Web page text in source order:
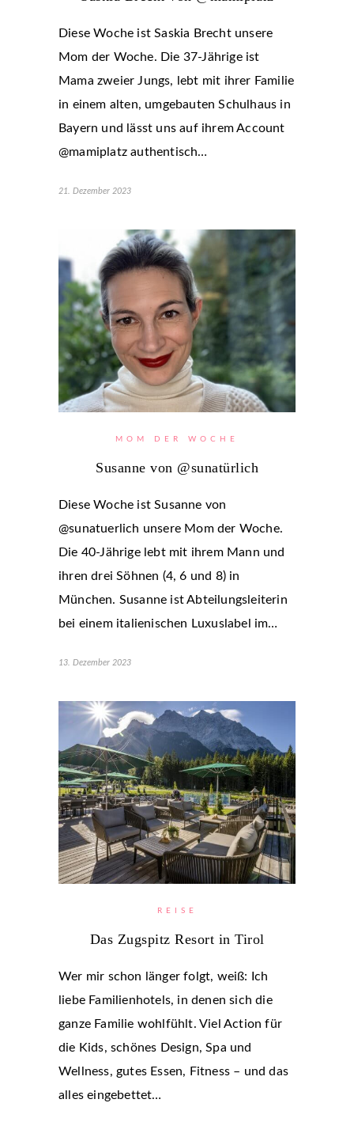
Diese Woche ist Saskia Brecht unsere
Mom der Woche. Die 37-Jährige ist
Mama zweier Jungs, lebt mit ihrer Familie
in einem alten, umgebauten Schulhaus in
Bayern und lässt uns auf ihrem Account
@mamiplatz authentisch…
21. Dezember 2023
MOM DER WOCHE
Susanne von @sunatürlich
Diese Woche ist Susanne von
@sunatuerlich unsere Mom der Woche.
Die 40-Jährige lebt mit ihrem Mann und
ihren drei Söhnen (4, 6 und 8) in
München. Susanne ist Abteilungsleiterin
bei einem italienischen Luxuslabel im…
13. Dezember 2023
REISE
Das Zugspitz Resort in Tirol
Wer mir schon länger folgt, weiß: Ich
liebe Familienhotels, in denen sich die
ganze Familie wohlfühlt. Viel Action für
die Kids, schönes Design, Spa und
Wellness, gutes Essen, Fitness – und das
alles eingebettet…